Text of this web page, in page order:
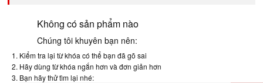
Không có sản phẩm nào
Chúng tôi khuyên bạn nên:
Kiểm tra lại từ khóa có thể bạn đã gõ sai
Hãy dùng từ khóa ngắn hơn và đơn giản hơn
Bạn hãy thử tìm lại nhé: